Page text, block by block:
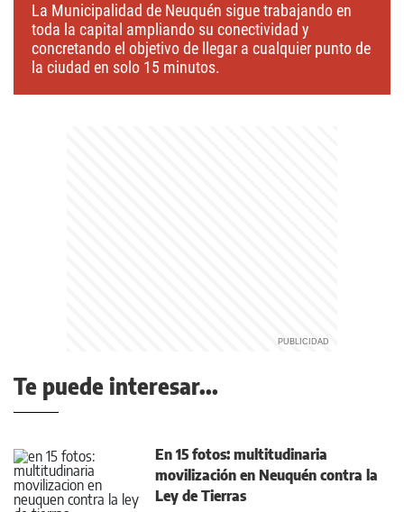
La Municipalidad de Neuquén sigue trabajando en
toda la capital ampliando su conectividad y
concretando el objetivo de llegar a cualquier punto de
la ciudad en solo 15 minutos.
Te puede interesar...
En 15 fotos: multitudinaria
movilización en Neuquén contra la
Ley de Tierras